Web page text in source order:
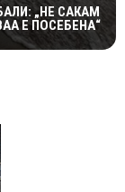
„НЕ САКАМ
Е ПОСЕБЕНА“